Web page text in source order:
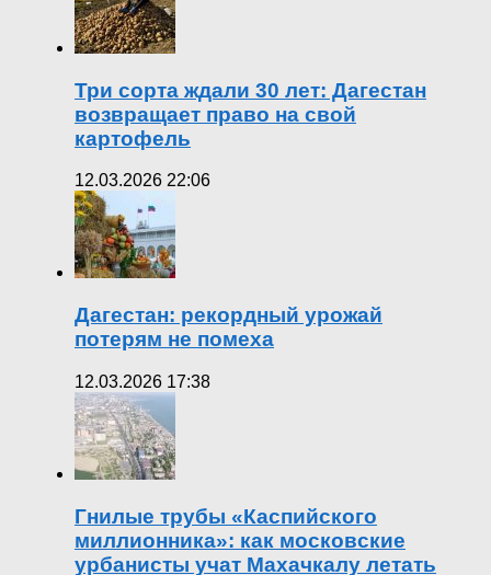
Три сорта ждали 30 лет: Дагестан
возвращает право на свой
картофель
12.03.2026 22:06
Дагестан: рекордный урожай
потерям не помеха
12.03.2026 17:38
Гнилые трубы «Каспийского
миллионника»: как московские
урбанисты учат Махачкалу летать